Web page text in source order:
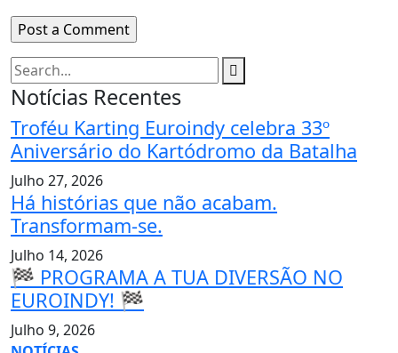
Notícias Recentes
Troféu Karting Euroindy celebra 33º
Aniversário do Kartódromo da Batalha
Julho 27, 2026
Há histórias que não acabam.
Transformam-se.
Julho 14, 2026
🏁 PROGRAMA A TUA DIVERSÃO NO
EUROINDY! 🏁
Julho 9, 2026